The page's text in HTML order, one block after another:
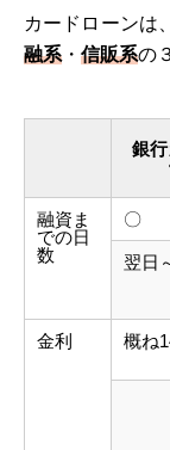
カードローンは
融系 ・ 信販系の
銀
融資ま
での日
数
〇
翌日
金利 概ね